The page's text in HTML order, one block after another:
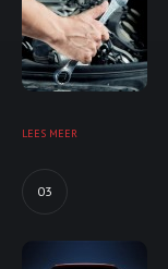
LEES MEER
03